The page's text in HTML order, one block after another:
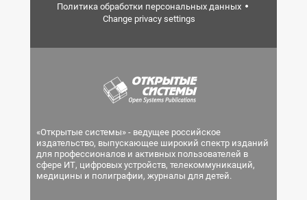
Политика обработки персональных данных
Change privacy settings
«Открытые системы» - ведущее российское
издательство, выпускающее широкий спектр изданий
для профессионалов и активных пользователей в
сфере ИТ, цифровых устройств, телекоммуникаций,
медицины и полиграфии, журналы для детей.